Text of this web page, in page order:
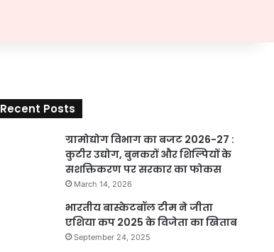
Recent Posts
ग्रामोद्योग विभाग का बजट 2026-27 :
कुटीर उद्योग, बुनकरों और शिल्पियों के
सशक्तिकरण पर सरकार का फोकस
March 14, 2026
भारतीय बास्केटबॉल टीम ने जीता
एशिया कप 2025 के विजेता का खिताब
September 24, 2025